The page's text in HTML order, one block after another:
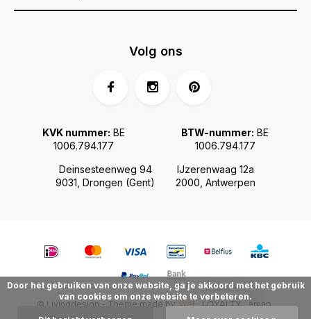
Deinsesteenweg 94
9031, Drongen (Gent)
IJzerenwaag 12a
2000, Antwerpen
KVK nummer: BE
1006.794.177
BTW-nummer: BE
1006.794.177
Volg ons
© Livingdesign - Theme made by Webdinge.nl Sitemap
Door het gebruiken van onze website, ga je akkoord met het gebruik
van cookies om onze website te verbeteren.
LOYALTY